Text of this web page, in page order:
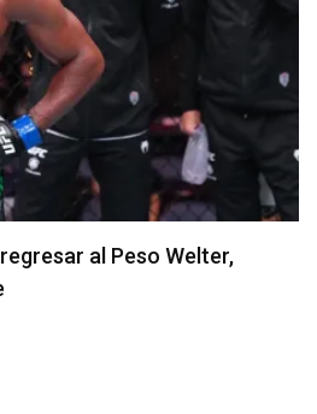
del UFC Vegas 120:
pelea con Salkilld